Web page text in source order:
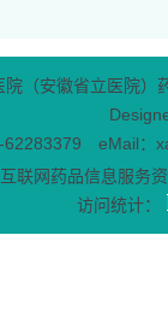
（安徽省立医院
62283379 eMail：
互联网药品信息服务
访问统计：